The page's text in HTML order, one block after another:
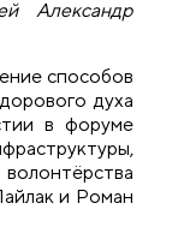
Александр
способов
духа
в форуме
и Роман